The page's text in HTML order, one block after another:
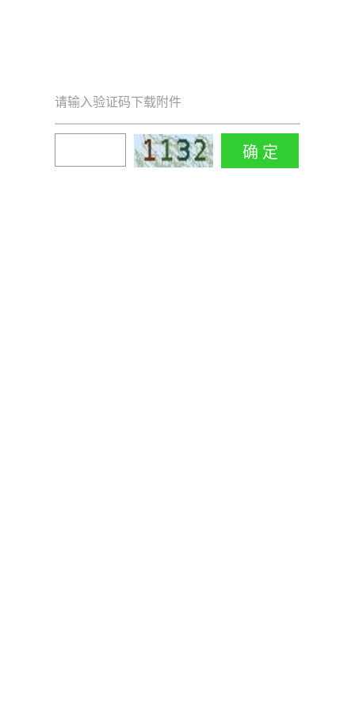
请输入验证码下载附件